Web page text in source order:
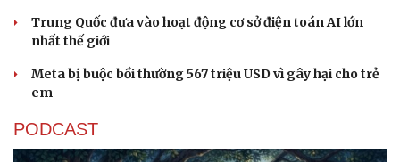
Sân khấu - Điện ảnh
Văn học
Di sản
Nghệ sĩ
Thời trang
Trung Quốc đưa vào hoạt động cơ sở điện toán AI lớn
nhất thế giới
Meta bị buộc bồi thường 567 triệu USD vì gây hại cho trẻ
em
PODCAST